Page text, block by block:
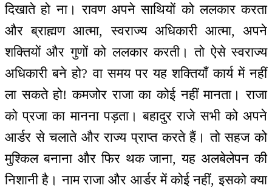
दिखाते हो ना। रावण अपने साथियों को ललकार करता
और ब्राह्मण आत्मा, स्वराज्य अधिकारी आत्मा, अपने
शक्तियों और गुणों को ललकार करती। तो ऐसे स्वराज्य
अधिकारी बने हो? वा समय पर यह शक्तियाँ कार्य में नहीं
ला सकते हो! कमजोर राजा का कोई नहीं मानता। राजा
को प्रजा का मानना पड़ता। बहादुर राजे सभी को अपने
आर्डर से चलाते और राज्य प्राप्त करते हैं। तो सहज को
मुश्किल बनाना और फिर थक जाना, यह अलबेलेपन की
निशानी है। नाम राजा और आर्डर में कोई नहीं, इसको क्या